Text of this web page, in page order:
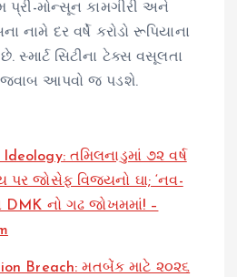
મોન્સૂન કામગીરી અને
નામે દર વર્ષે કરોડો રૂપિયાના
સ્માર્ટ સિટીના ટેક્સ વસૂલતા
આપવો જ પડશે.
તમિલનાડુમાં ૭૨ વર્ષ
પર જોસેફ વિજયનો ઘા; ‘નવ-
DMK નો ગઢ જોખમમાં! –
Breach: મતબેંક માટે ૨૦૨૬